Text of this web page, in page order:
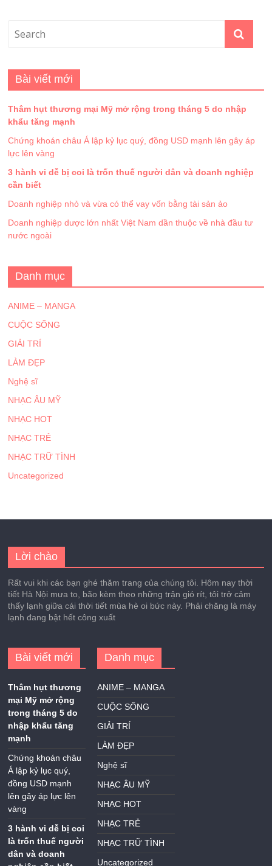
Bài viết mới
Thâm hụt thương mại Mỹ mở rộng trong tháng 5 do nhập
khẩu tăng mạnh
Chứng khoán châu Á lập kỷ lục quý, đồng USD mạnh lên gây áp
lực lên vàng
3 hành vi dễ bị coi là trốn thuế người dân và doanh nghiệp
cần biết
Doanh nghiệp nhỏ và vừa có thể vay vốn bằng tài sản ảo
Doanh nghiệp dược lớn nhất Việt Nam dần thuộc về nhà đầu tư
nước ngoài
Danh mục
ANIME – MANGA
CUỘC SỐNG
GIẢI TRÍ
LÀM ĐẸP
Nghệ sĩ
NHẠC ÂU MỸ
NHẠC HOT
NHẠC TRẺ
NHẠC TRỮ TÌNH
Uncategorized
Lời chào
Rất vui khi các bạn ghé thăm trang của chúng tôi. Hôm nay thời
tiết Hà Nội mưa to, bão kèm theo những trận gió rít, tôi trở cảm
thấy lạnh giữa cái thời tiết mùa hè oi bức này. Phải chăng là máy
lạnh đang bật hết công xuất
Bài viết mới
Thâm hụt thương
mại Mỹ mở rộng
trong tháng 5 do
nhập khẩu tăng
mạnh
Chứng khoán châu
Á lập kỷ lục quý,
đồng USD mạnh
lên gây áp lực lên
vàng
3 hành vi dễ bị coi
là trốn thuế người
dân và doanh
Danh mục
ANIME – MANGA
CUỘC SỐNG
GIẢI TRÍ
LÀM ĐẸP
Nghệ sĩ
NHẠC ÂU MỸ
NHẠC HOT
NHẠC TRẺ
NHẠC TRỮ TÌNH
Uncategorized